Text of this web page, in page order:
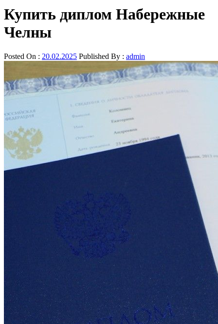
Купить диплом Набережные
Челны
Posted On : 20.02.2025 Published By : admin